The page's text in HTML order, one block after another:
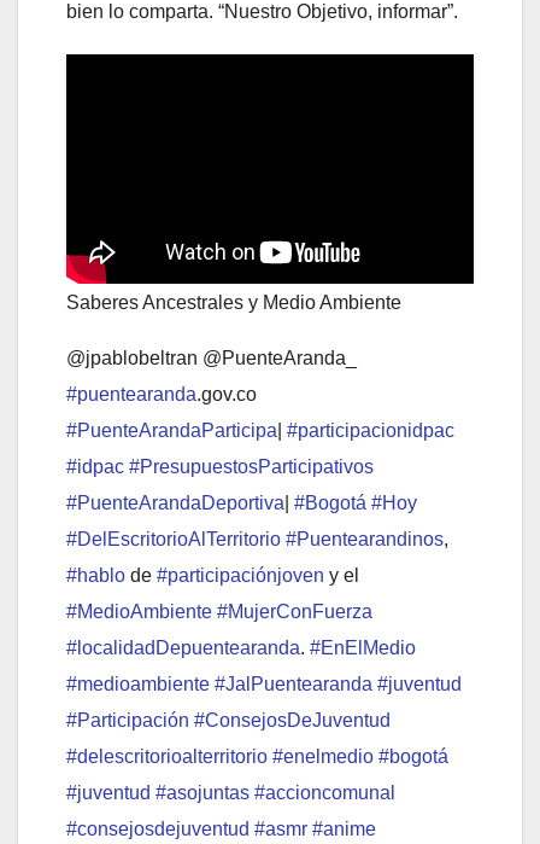
bien lo comparta. “Nuestro Objetivo, informar”.
Saberes Ancestrales y Medio Ambiente
@jpablobeltran @PuenteAranda_
#puentearanda.gov.co
#PuenteArandaParticipa #participacionidpac
#idpac #PresupuestosParticipativos
#PuenteArandaDeportiva #Bogotá #Hoy
#DelEscritorioAlTerritorio #Puentearandinos,
#hablo de #participaciónjoven y el
#MedioAmbiente #MujerConFuerza
#localidadDepuentearanda. #EnElMedio
#medioambiente #JalPuentearanda #juventud
#Participación #ConsejosDeJuventud
#delescritorioalterritorio #enelmedio #bogotá
#juventud #asojuntas #accioncomunal
#consejosdejuventud #asmr #anime